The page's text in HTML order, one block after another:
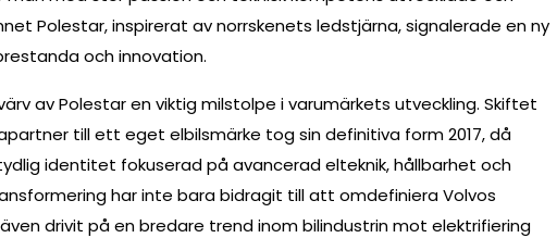
Polestar, inspirerat av norrskenets ledstjärna, signalerade en ny
och innovation.
av Polestar en viktig milstolpe i varumärkets utveckling. Skiftet
till ett eget elbilsmärke tog sin definitiva form 2017, då
identitet fokuserad på avancerad elteknik, hållbarhet och
har inte bara bidragit till att omdefiniera Volvos
drivit på en bredare trend inom bilindustrin mot elektrifiering